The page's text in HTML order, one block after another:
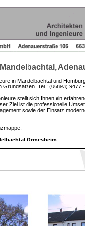
in Mandelbachtal und
Grundsätzen. Tel.: (06893) 9477
stellt sich Ihnen ein
Ziel ist die professionelle
sowie der Einsatz
Ormesheim.